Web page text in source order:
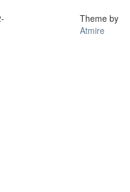
Theme by
Atmire